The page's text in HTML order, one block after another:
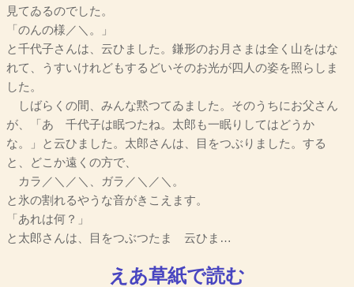
見てゐるのでした。
「のんの様／＼。」
と千代子さんは、云ひました。鎌形のお月さまは全く山をはな
れて、うすいけれどもするどいそのお光が四人の姿を照らしま
した。
しばらくの間、みんな黙つてゐました。そのうちにお父さん
が、「あゝ千代子は眠つたね。太郎も一眠りしてはどうか
な。」と云ひました。太郎さんは、目をつぶりました。する
と、どこか遠くの方で、
カラ／＼／＼、ガラ／＼／＼。
と氷の割れるやうな音がきこえます。
「あれは何？」
と太郎さんは、目をつぶつたまゝ云ひま…
えあ草紙で読む